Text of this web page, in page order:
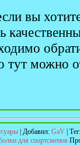
вы
тут можно
Добавил: GaV
для спортсменов